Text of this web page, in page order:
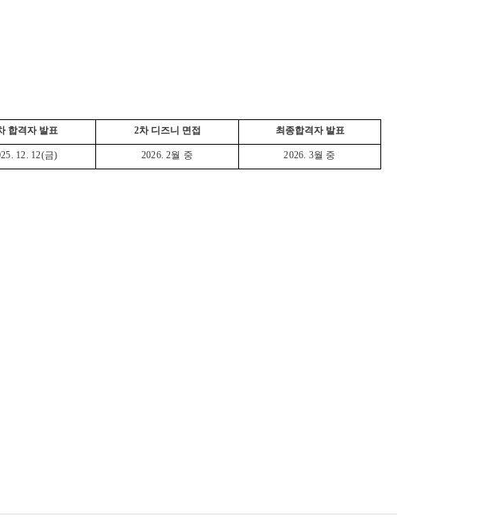
합격자 발표 2차 디즈니 면접 최종합격자 발표
12. 12(금) 2026. 2월 중 2026. 3월 중